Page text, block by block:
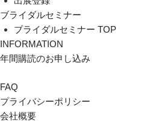
ブライダルセミナー
ブライダルセミナー TOP
INFORMATION
年間購読のお申し込み
FAQ
プライバシーポリシー
会社概要